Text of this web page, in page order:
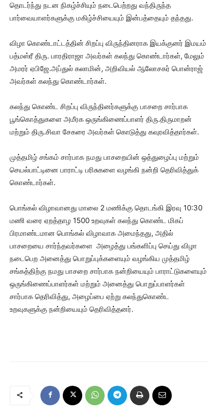
தொடர்ந்து நடன நிகழ்ச்சியும் நடைபெற்றது வந்திருந்த
பார்வையாளர்களுக்கு மகிழ்ச்சியையும் இன்பத்தையும் தந்தது.
விழா கொண்டாட்டத்தின் சிறப்பு விருந்தினராக இயக்குனர் இமயம்
பத்மஸ்ரீ திரு. பாரதிராஜா அவர்கள் கலந்து கொண்டார்கள், மேலும்
அமரர் ஏபிஜே.அப்துல் கலாமின், அறிவியல் ஆலோசகர் பொன்ராஜ்
அவர்கள் கலந்து கொண்டார்கள்.
கலந்து கொண்ட சிறப்பு விருந்தினர்களுக்கு பாசறை சார்பாக
பூங்கொத்துகளை அமீரக ஒருங்கிணைப்பாளர் திரு.திருமாறன்
மற்றும் திரு.சிவா சேகரை அவர்கள் கொடுத்து கவுரவித்தார்கள்.
முத்தமிழ் சங்கம் சார்பாக நமது பாசறையின் ஒத்துழைப்பு மற்றும்
செயல்பாட்டினை பாராட்டி பரிசுகளை வழங்கி நன்றி தெரிவித்துக்
கொண்டார்கள்.
பொங்கல் விழாவானது மாலை 2 மணிக்கு தொடங்கி இரவு 10:30
மணி வரை ஏறத்தாழ 1500 உறவுகள் கலந்து கொண்ட மிகப்
பிரமாண்டமான பொங்கல் விழாவாக அமைந்தது, அதில்
பாசறையை சார்ந்தவர்களை அழைத்து பங்களிப்பு செய்து விழா
நடைபெற அனைத்து பொறுப்புக்களையும் வழங்கிய முத்தமிழ்
சங்கத்திற்கு நமது பாசறை சார்பாக நன்றியையும் பாராட்டுகளையும்
ஒருங்கிணைப்பாளர்கள் மற்றும் அனைத்து பொறுப்பாளர்கள்
சார்பாக தெரிவித்து, அழைப்பை ஏற்று கலந்துகொண்ட
உறவுகளுக்கு நன்றியையும் தெரிவித்தனர்.